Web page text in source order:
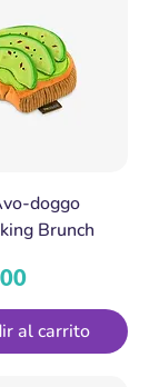
doggo
Brunch
al carrito